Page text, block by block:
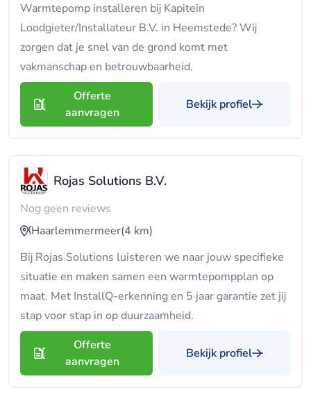
Warmtepomp installeren bij Kapitein
Loodgieter/Installateur B.V. in Heemstede? Wij
zorgen dat je snel van de grond komt met
vakmanschap en betrouwbaarheid.
Offerte
aanvragen
Bekijk profiel
Rojas Solutions B.V.
Nog geen reviews
Haarlemmermeer(4 km)
Bij Rojas Solutions luisteren we naar jouw specifieke
situatie en maken samen een warmtepompplan op
maat. Met InstallQ-erkenning en 5 jaar garantie zet jij
stap voor stap in op duurzaamheid.
Offerte
aanvragen
Bekijk profiel